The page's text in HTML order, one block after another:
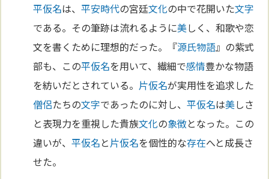
平仮名は、平安時代の宮廷文化の中で花開いた文字
である。その筆跡は流れるように美しく、和歌や恋
文を書くために理想的だった。『源氏物語』の紫式
部も、この平仮名を用いて、繊細で感情豊かな物語
を紡いだとされている。 片仮名が実用性を追求した
僧侶たちの文字であったのに対し、平仮名は美しさ
と表現力を重視した貴族文化の象徴となった。この
違いが、平仮名と片仮名を個性的な存在へと成長さ
せた。